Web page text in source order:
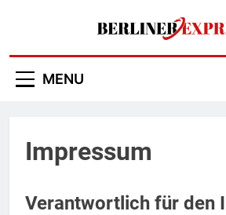
Berliner
MENU
Impressum
Verantwortlich für den